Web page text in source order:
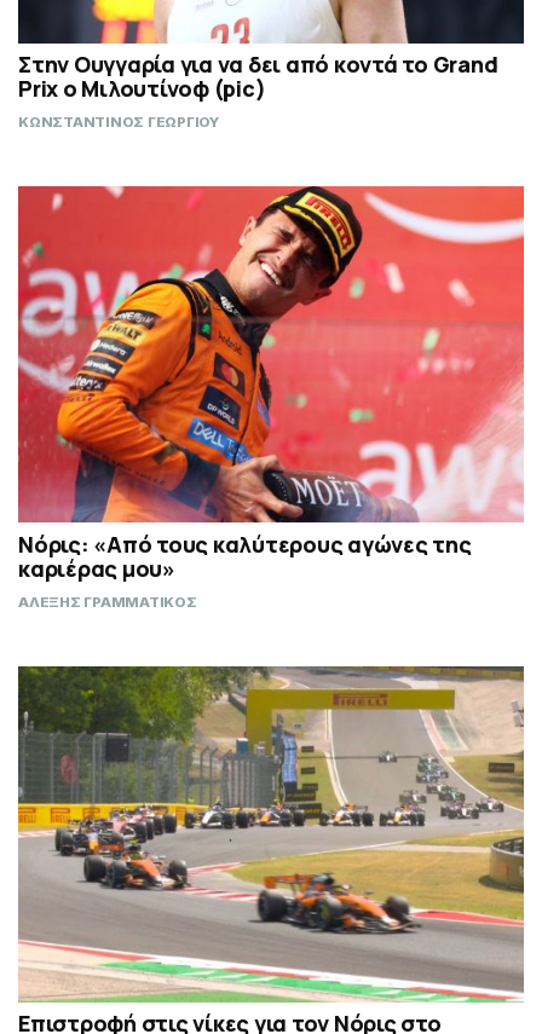
Στην Ουγγαρία για να δει από κοντά το Grand
Prix o Μιλουτίνοφ (pic)
ΚΩΝΣΤΑΝΤΙΝΟΣ ΓΕΩΡΓΙΟΥ
Νόρις: «Από τους καλύτερους αγώνες της
καριέρας μου»
ΑΛΕΞΗΣ ΓΡΑΜΜΑΤΙΚΟΣ
Επιστροφή στις νίκες για τον Νόρις στο